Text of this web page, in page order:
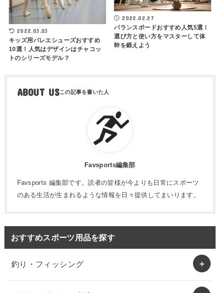
2022.03.03
キッズ用バレエシューズおすすめ
10選！人気はデザインはチャコッ
トのシリーズモデル？
2022.02.27
バランスボードおすすめ人気5選！
選び方と使い方をマスターして体
幹を鍛えよう
ABOUT US
Favsports編集部
Favsports 編集部です。読者の皆様が今よりも日常にスポーツ
のある生活が生まれるような情報を日々提供してまいります。
おすすめスポーツ用品を探す
釣り・フィッシング